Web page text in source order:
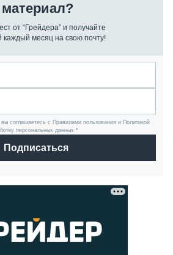
от “Грейдера” и получайте
каждый месяц на свою почту!
соглашаетесь с Правилами пользования и Политикой
персональных данных *
Подписаться